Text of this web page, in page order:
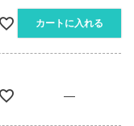
カートに入れる
—